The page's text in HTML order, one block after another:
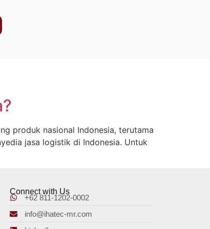
produk nasional Indonesia, terutama
jasa logistik di Indonesia. Untuk
Connect with Us
+62 811-1202-0002
info@ihatec-mr.com